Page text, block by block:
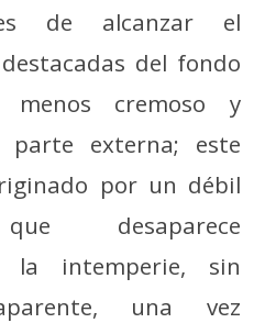
de alcanzar el
del fondo
cremoso y
externa; este
por un débil
desaparece
la intemperie, sin
una vez